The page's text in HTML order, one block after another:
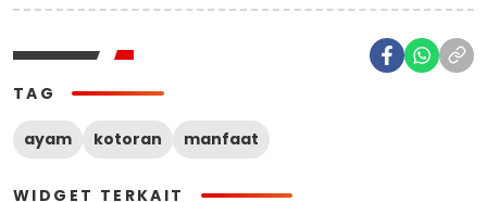
TAG
ayam kotoran manfaat
WIDGET TERKAIT